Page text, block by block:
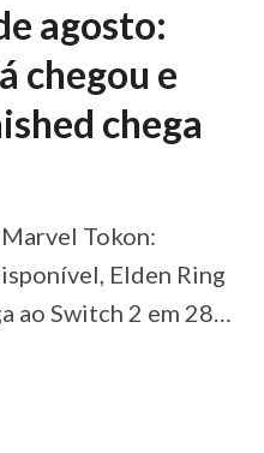
chegou e
chega
Tokon:
Elden Ring
ao Switch 2 em 28